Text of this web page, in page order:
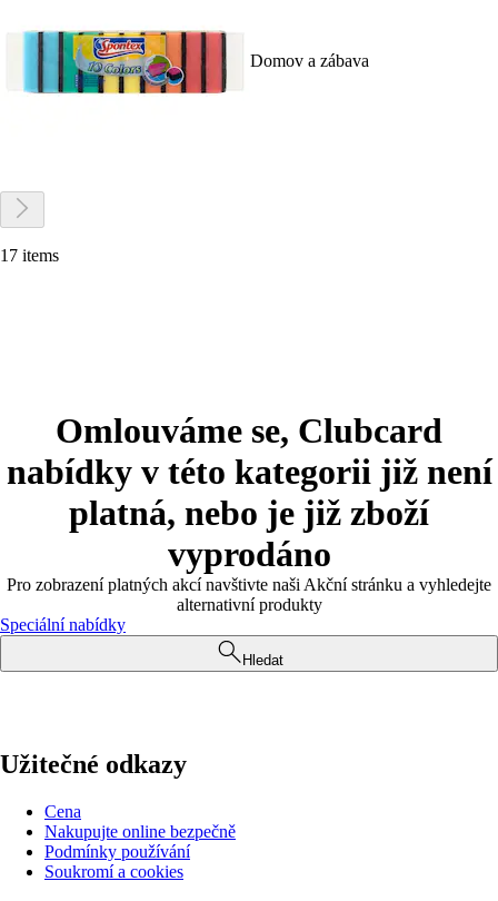
Domov a zábava
17 items
Omlouváme se, Clubcard
nabídky v této kategorii již není
platná, nebo je již zboží
vyprodáno
Pro zobrazení platných akcí navštivte naši Akční stránku a vyhledejte
alternativní produkty
Speciální nabídky
Hledat
Užitečné odkazy
Cena
Nakupujte online bezpečně
Podmínky používání
Soukromí a cookies